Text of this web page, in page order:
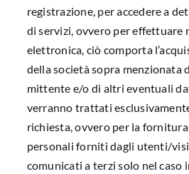
registrazione, per accedere a
di servizi, ovvero per effettuare
elettronica, ciò comporta
della società sopra menzionata
mittente e/o di altri eventuali
verranno trattati
richiesta, ovvero per la
personali forniti dagli utenti/
comunicati a terzi solo nel caso